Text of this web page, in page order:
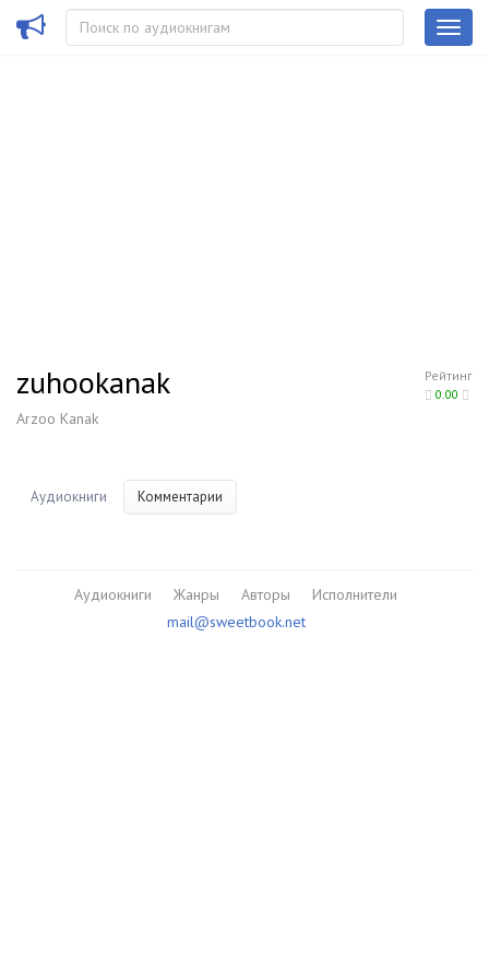
Рейтинг
0.00
zuhookanak
Arzoo Kanak
Аудиокниги Комментарии
Аудиокниги Жанры Авторы
Исполнители
mail@sweetbook.net